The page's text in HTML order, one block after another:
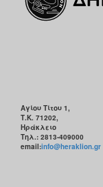
Αγίου Τίτου 1,
Τ.Κ. 71202,
Ηράκλειο
Τηλ.: 2813-409000
email:info@heraklion.gr